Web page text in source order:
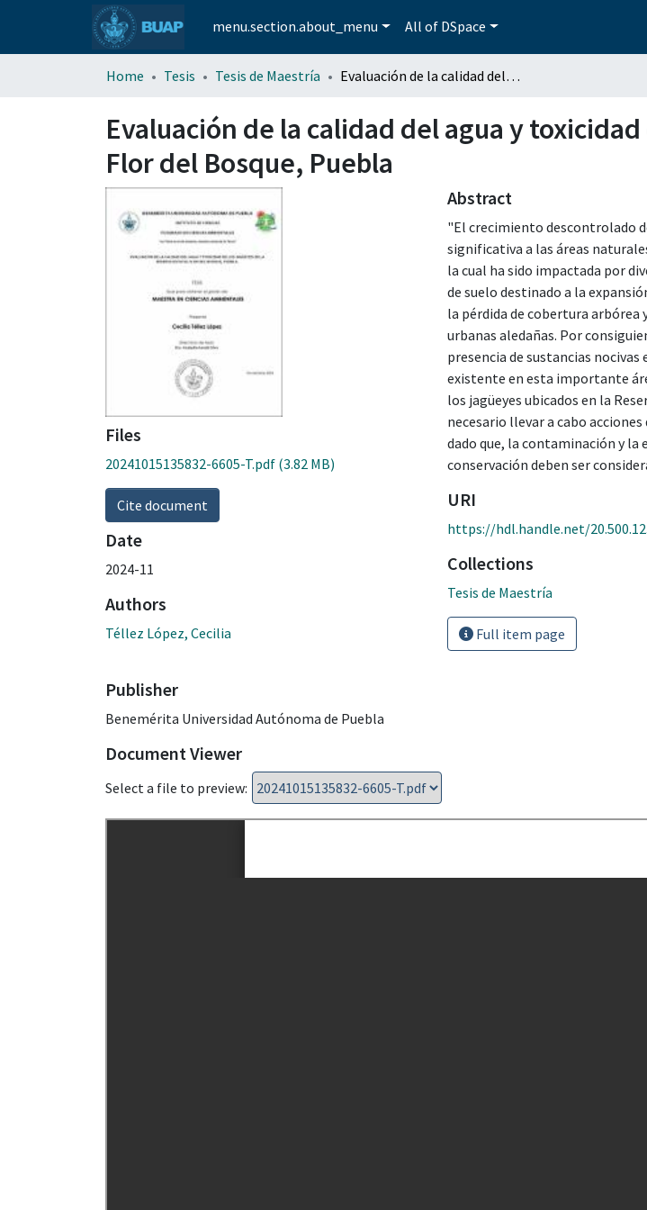
menu.section.about_menu All of DSpace
Home Tesis Tesis de Maestría Evaluación de la calidad del agua y toxicidad de los jagüeyes de la Reserva Estatal Flor del Bosque, Puebla
Evaluación de la calidad del agua y
Flor del Bosque, Puebla
Files
20241015135832-6605-T.pdf (3.82 MB)
Cite document
Date
2024-11
Authors
Téllez López, Cecilia
Publisher
Benemérita Universidad Autónoma de Puebla
Abstract
"El crecimiento descontrolado
significativa a las áreas
la cual ha sido impactada por
de suelo destinado a la
la pérdida de cobertura arbórea
urbanas aledañas. Por
presencia de sustancias
existente en esta importante
los jagüeyes ubicados en la
necesario llevar a cabo
dado que, la contaminación y la
conservación deben ser
URI
https://hdl.handle.net/
Collections
Tesis de Maestría
Full item page
Document Viewer
Select a file to preview: